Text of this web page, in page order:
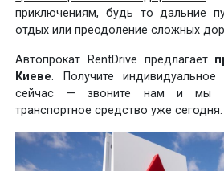
приключениям, будь то дальние
отдых или преодоление сложных
Автопрокат RentDrive предлагает
Киеве. Получите
сейчас — звоните нам и мы
транспортное средство уже сегодня.